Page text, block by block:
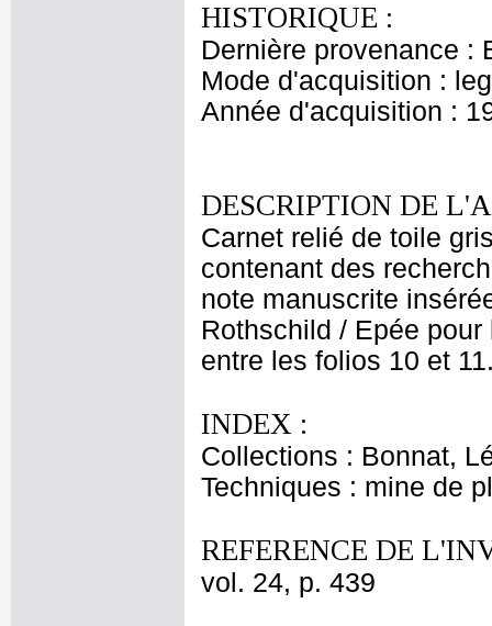
HISTORIQUE :
Dernière provenance :
Mode d'acquisition :
Année d'acquisition :
DESCRIPTION DE
Carnet relié de toile
contenant des
note manuscrite
Rothschild / Epée
entre les folios 10 et
INDEX :
Collections : Bonnat,
Techniques : mine de
REFERENCE DE
vol. 24, p. 439